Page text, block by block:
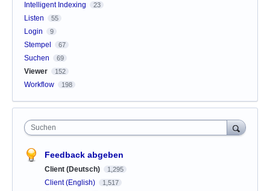
Intelligent Indexing 23
Listen 55
Login 9
Stempel 67
Suchen 69
Viewer 152
Workflow 198
Suchen
Feedback abgeben
Client (Deutsch) 1,295
Client (English) 1,517